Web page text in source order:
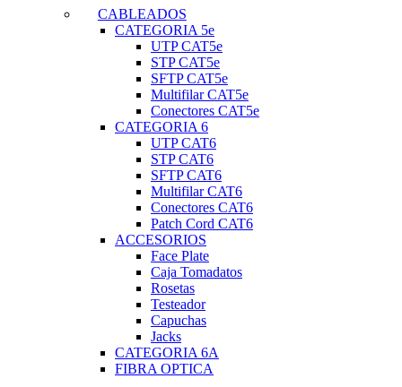
CABLEADOS
CATEGORIA 5e
UTP CAT5e
STP CAT5e
SFTP CAT5e
Multifilar CAT5e
Conectores CAT5e
CATEGORIA 6
UTP CAT6
STP CAT6
SFTP CAT6
Multifilar CAT6
Conectores CAT6
Patch Cord CAT6
ACCESORIOS
Face Plate
Caja Tomadatos
Rosetas
Testeador
Capuchas
Jacks
CATEGORIA 6A
FIBRA OPTICA